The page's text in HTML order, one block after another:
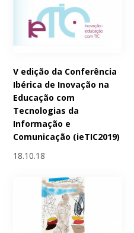
V edição da Conferência
Ibérica de Inovação na
Educação com
Tecnologias da
Informação e
Comunicação (ieTIC2019)
18.10.18